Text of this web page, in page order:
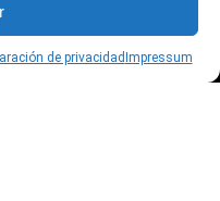
de privacidad Impressum